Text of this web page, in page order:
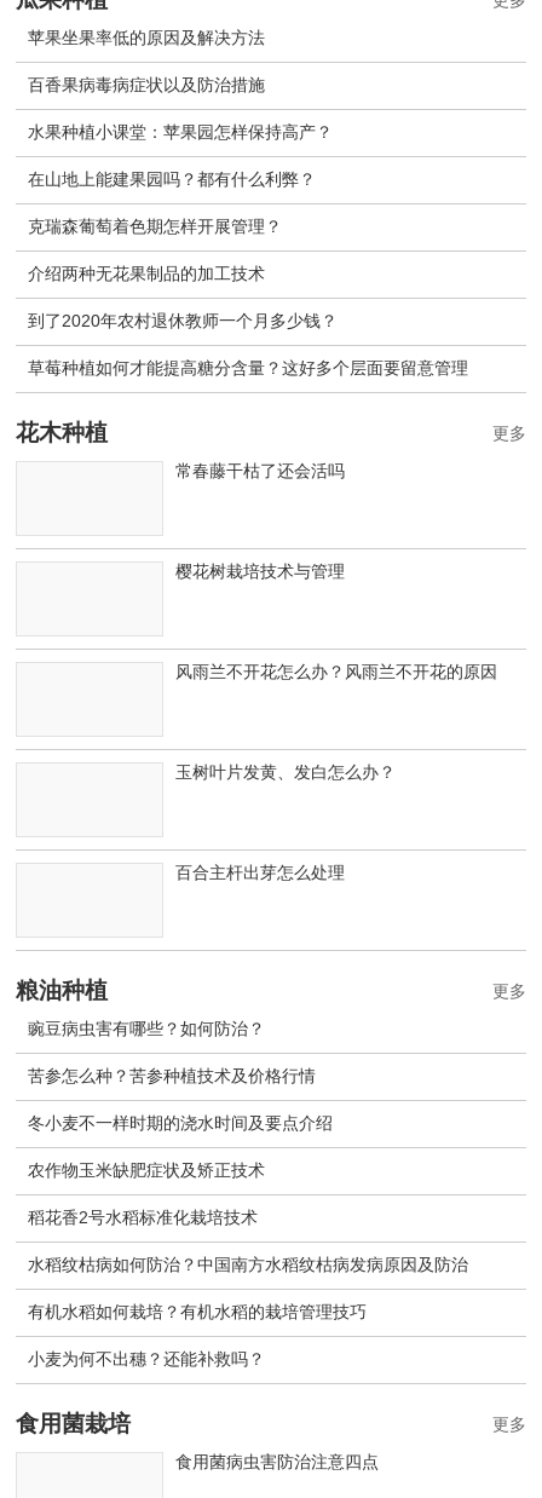
苹果坐果率低的原因及解决方法
百香果病毒病症状以及防治措施
水果种植小课堂：苹果园怎样保持高产？
在山地上能建果园吗？都有什么利弊？
克瑞森葡萄着色期怎样开展管理？
介绍两种无花果制品的加工技术
到了2020年农村退休教师一个月多少钱？
草莓种植如何才能提高糖分含量？这好多个层面要留意管理
花木种植
常春藤干枯了还会活吗
樱花树栽培技术与管理
风雨兰不开花怎么办？风雨兰不开花的原因
玉树叶片发黄、发白怎么办？
百合主杆出芽怎么处理
更多
粮油种植
豌豆病虫害有哪些？如何防治？
苦参怎么种？苦参种植技术及价格行情
冬小麦不一样时期的浇水时间及要点介绍
农作物玉米缺肥症状及矫正技术
稻花香2号水稻标准化栽培技术
水稻纹枯病如何防治？中国南方水稻纹枯病发病原因及防治
有机水稻如何栽培？有机水稻的栽培管理技巧
小麦为何不出穗？还能补救吗？
更多
食用菌栽培
食用菌病虫害防治注意四点
更多